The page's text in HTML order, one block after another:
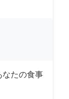
たの食事